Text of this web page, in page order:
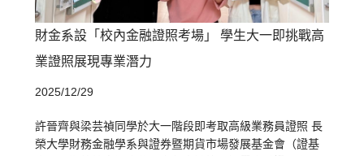
財金系設「校內金融證照考場」 學生大一即挑戰高
業證照展現專業潛力
2025/12/29
許晉齊與梁芸禎同學於大一階段即考取高級業務員證照 長
榮大學財務金融學系與證券暨期貨市場發展基金會（證基